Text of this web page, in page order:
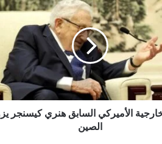
الأميركي السابق هنري كيسنجر
الصين